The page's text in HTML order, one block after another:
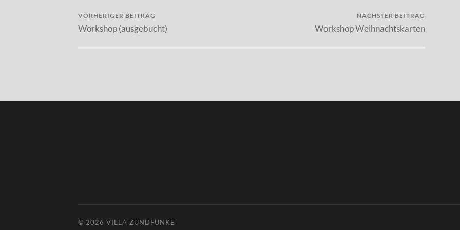
VORHERIGER BEITRAG
Workshop (ausgebucht)
NÄCHSTER BEITRAG
Workshop Weihnachtskarten
© 2026 VILLA ZÜNDFUNKE